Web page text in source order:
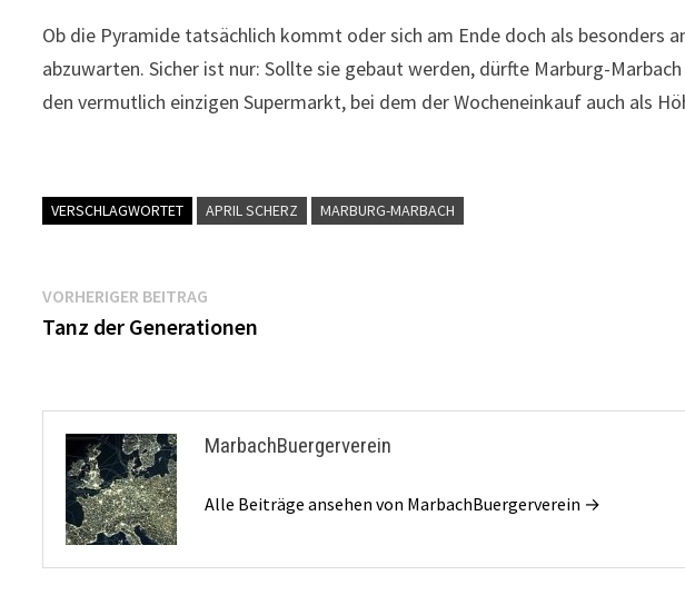
Ob die Pyramide tatsächlich kommt oder sich am Ende doch als besonders
abzuwarten. Sicher ist nur: Sollte sie gebaut werden, dürfte Marburg-
den vermutlich einzigen Supermarkt, bei dem der Wocheneinkauf auch als
VERSCHLAGWORTET APRIL SCHERZ MARBURG-MARBACH
Beitragsnavigation
VORHERIGER BEITRAG
Beitrag:
Tanz der Generationen
MarbachBuergerverein
Alle Beiträge ansehen von MarbachBuergerverein →